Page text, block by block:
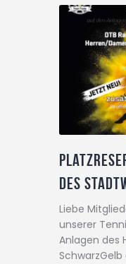
des
Liebe
unserer
Anlagen des
SchwarzGelb